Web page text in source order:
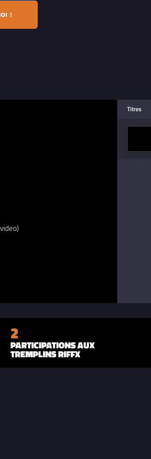
!
Titres
2
PARTICIPATIONS AUX
TREMPLINS RIFFX